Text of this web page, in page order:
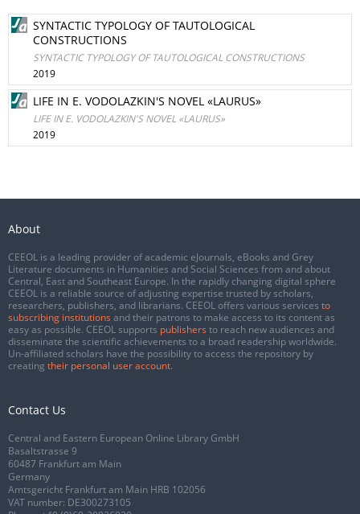
SYNTACTIC TYPOLOGY OF TAUTOLOGICAL
CONSTRUCTIONS
SYNTACTIC TYPOLOGY OF TAUTOLOGICAL CONSTRUCTIONS
2019
LIFE IN E. VODOLAZKIN'S NOVEL «LAURUS»
LIFE IN E. VODOLAZKIN'S NOVEL «LAURUS»
2019
About
CEEOL is a leading provider of academic eJournals, eBooks and Grey
Literature documents in Humanities and Social Sciences from and about
Central, East and Southeast Europe. In the rapidly changing digital sphere
CEEOL is a reliable source of adjusting expertise trusted by scholars,
researchers, publishers, and librarians. CEEOL offers various services to
subscribing institutions and their patrons to make access to its content as
easy as possible. CEEOL supports publishers to reach new audiences and
disseminate the scientific achievements to a broad readership worldwide.
Un-affiliated scholars have the possibility to access the repository by
creating their personal user account.
Contact Us
Central and Eastern European Online Library GmbH
Basaltstrasse 9
60487 Frankfurt am Main
Germany
Amtsgericht Frankfurt am Main HRB 102056
VAT number: DE300273105